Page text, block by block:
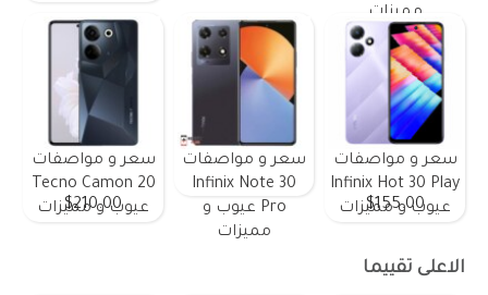
مميزات
سعر و مواصفات
Infinix Hot 30 Play
عيوب و مميزات
$155.00
سعر و مواصفات
Infinix Note 30
Pro عيوب و
مميزات
سعر و مواصفات
Tecno Camon 20
عيوب و مميزات
$210.00
الاعلى تقييما